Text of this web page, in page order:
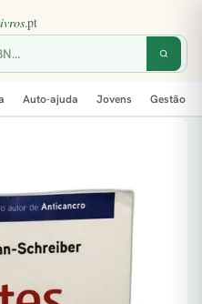
Auto-ajuda Jovens Gestão